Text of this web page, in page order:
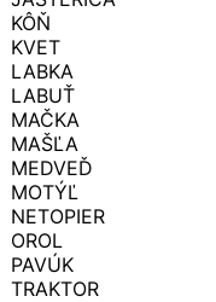
KÔŇ
KVET
LABKA
LABUŤ
MAČKA
MAŠĽA
MEDVEĎ
MOTÝĽ
NETOPIER
OROL
PAVÚK
TRAKTOR